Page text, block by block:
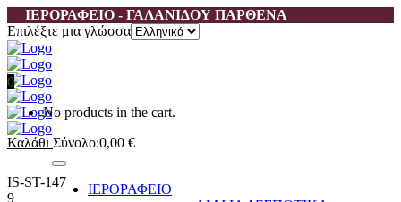
ΙΕΡΟΡΑΦΕΙΟ - ΓΑΛΑΝΙΔΟΥ ΠΑΡΘΕΝΑ
Επιλέξτε μια γλώσσα
0
No products in the cart.
Καλάθι Σύνολο:0,00 €
ΙΕΡΟΡΑΦΕΙΟ
IS-ST-147
9